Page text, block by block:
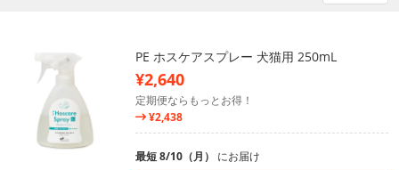
PE ホスケアスプレー 犬猫用 250mL
¥2,640
定期便ならもっとお得！
¥2,438
最短 8/10（月） にお届け